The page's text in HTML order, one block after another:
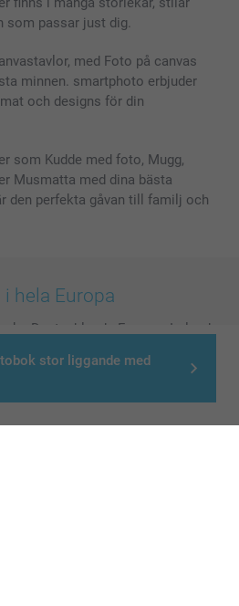
stor liggande med
som passar just dig.
med Foto på canvas
minnen. smartphoto erbjuder
och designs för din
som Kudde med foto, Mugg,
Musmatta med dina bästa
den perfekta gåvan till familj och
hela Europa
Deutschland France
Ireland
Schweiz Suisse